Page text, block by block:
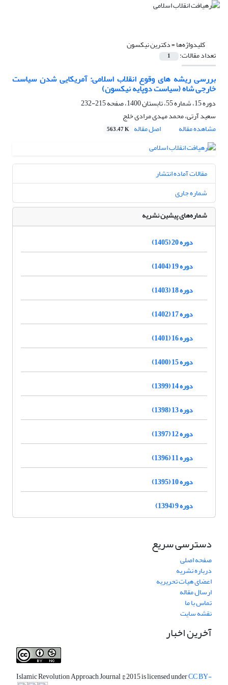
کلیدواژه‌ها =دکترین نیکسون
تعداد مقالات: 1
بررسی ریشه های وقوع انقلاب اسلامی: آمریکایی شدن سیاست
خارجی شاه (سیاست دوپایه نیکسون)
دوره 15، شماره 55، تابستان 1400، صفحه
215-232
سعید آرتی، محمد مهدی مرادی خلج
مشاهده مقاله
اصل مقاله 563.47 K
مقالات آماده انتشار
شماره جاری
شماره‌های پیشین نشریه
دوره 20 (1405)
دوره 19 (1404)
دوره 18 (1403)
دوره 17 (1402)
دوره 16 (1401)
دوره 15 (1400)
دوره 14 (1399)
دوره 13 (1398)
دوره 12 (1397)
دوره 11 (1396)
دوره 10 (1395)
دوره 9 (1394)
دسترسی سریع
صفحه اصلی
درباره نشریه
اعضای هیات تحریریه
ارسال مقاله
تماس با ما
نقشه سایت
آخرین اخبار
Islamic Revolution Approach Journal© 2015 is licensed underCC BY-